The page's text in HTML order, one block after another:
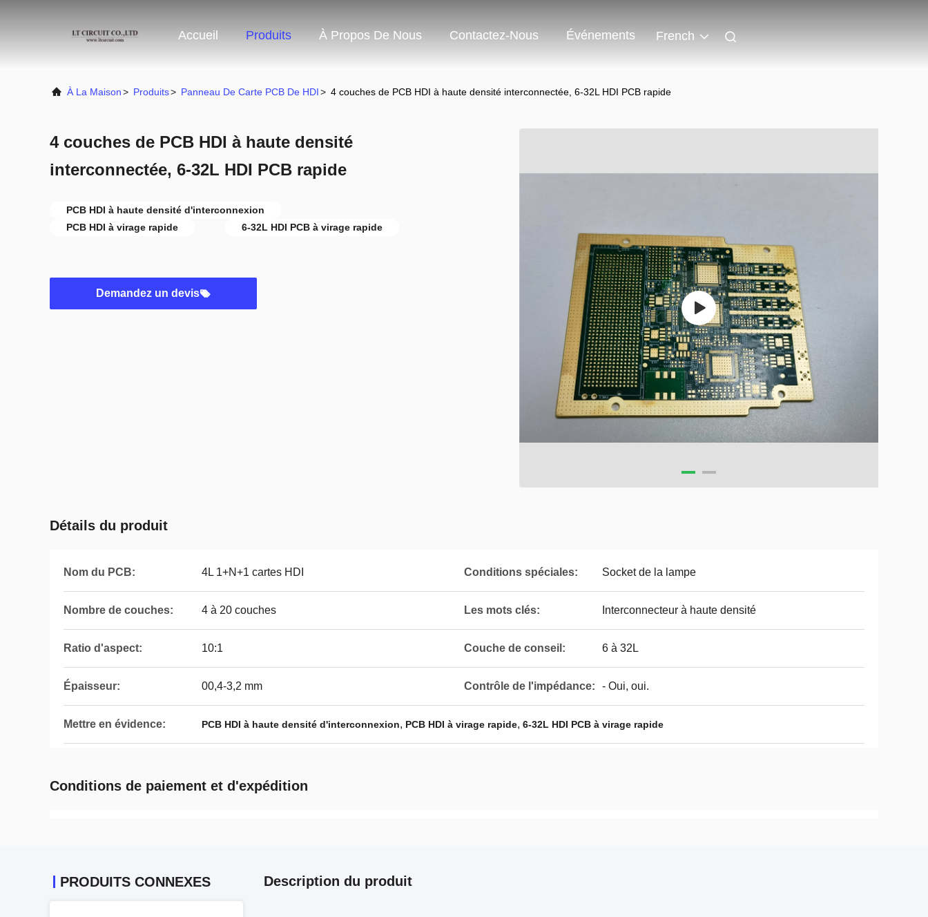
Accueil Produits À Propos De Nous Contactez-Nous Événements French
À La Maison> Produits> Panneau De Carte PCB De HDI> 4 couches de PCB HDI à haute densité interconnectée, 6-32L HDI PCB rapide
4 couches de PCB HDI à haute densité
interconnectée, 6-32L HDI PCB rapide
PCB HDI à haute densité d'interconnexion
PCB HDI à virage rapide
6-32L HDI PCB à virage rapide
Demandez un devis
Détails du produit
Nom du PCB: 4L 1+N+1 cartes HDI Conditions spéciales: Socket de la lampe
Nombre de couches: 4 à 20 couches Les mots clés: Interconnecteur à haute densité
Ratio d'aspect: 10:1 Couche de conseil: 6 à 32L
Épaisseur: 00,4-3,2 mm Contrôle de l'impédance: - Oui, oui.
Mettre en évidence: PCB HDI à haute densité d'interconnexion, PCB HDI à virage rapide, 6-32L HDI PCB à virage rapide
Conditions de paiement et d'expédition
PRODUITS CONNEXES Description du produit